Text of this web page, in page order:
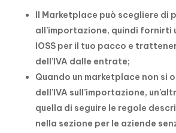
Il Marketplace può scegliere di
all’importazione, quindi fornirti
IOSS per il tuo pacco e
dell’IVA dalle entrate;
Quando un marketplace non si
dell’IVA sull’importazione,
quella di seguire le regole
nella sezione per le aziende